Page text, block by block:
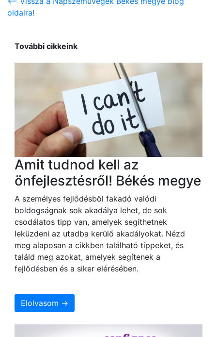
oldalra!
További cikkeink
Amit tudnod kell az
önfejlesztésről! Békés megye
A személyes fejlődésből fakadó valódi
boldogságnak sok akadálya lehet, de sok
csodálatos tipp van, amelyek segíthetnek
leküzdeni az utadba kerülő akadályokat. Nézd
meg alaposan a cikkben található tippeket, és
találd meg azokat, amelyek segítenek a
fejlődésben és a siker elérésében.
Elolvasom →